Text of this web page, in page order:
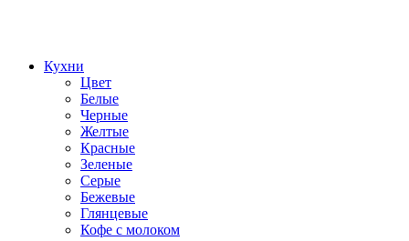
Кухни
Цвет
Белые
Черные
Желтые
Красные
Зеленые
Серые
Бежевые
Глянцевые
Кофе с молоком